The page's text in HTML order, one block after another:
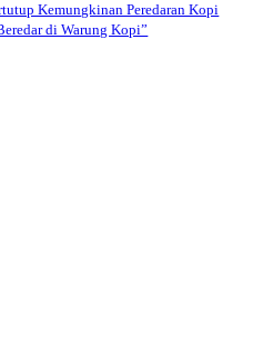
Kemungkinan Peredaran Kopi
di Warung Kopi”